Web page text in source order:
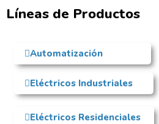
Líneas de Productos
Automatización
Eléctricos Industriales
Eléctricos Residenciales